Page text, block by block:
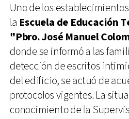
Uno de los
la Escuela de Educación
"Pbro. José Manuel
donde se informó a las
detección de escritos
del edificio, se actuó de
protocolos vigentes. La
conocimiento de la